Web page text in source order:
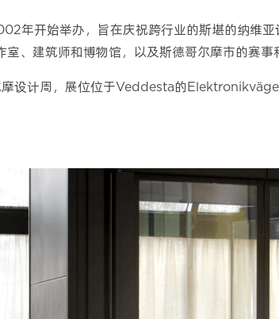
年开始举办，旨在庆祝跨行业的斯堪的纳维
、建筑师和博物馆，以及斯德哥尔摩市的赛事
设计周，展位位于Veddesta的